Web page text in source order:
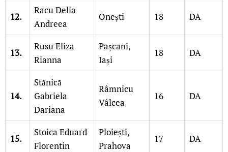
12.
Racu Delia
Andreea
Onești 18 DA
13.
Rusu Eliza
Rianna
Pașcani,
Iași
18 DA
14.
Stănică
Gabriela
Dariana
Râmnicu
Vâlcea
16 DA
15.
Stoica Eduard
Florentin
Ploiești,
Prahova
17 DA